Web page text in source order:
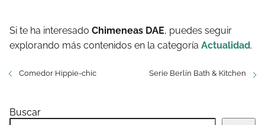
Si te ha interesado Chimeneas DAE, puedes seguir
explorando más contenidos en la categoría Actualidad.
Comedor Hippie-chic Serie Berlín Bath & Kitchen
Buscar